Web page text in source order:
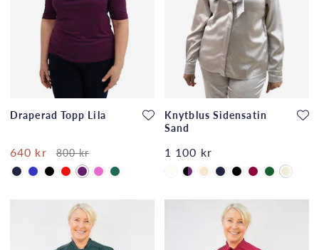
Draperad Topp Lila
640 kr 800 kr
Knytblus Sidensatin
Sand
1 100 kr